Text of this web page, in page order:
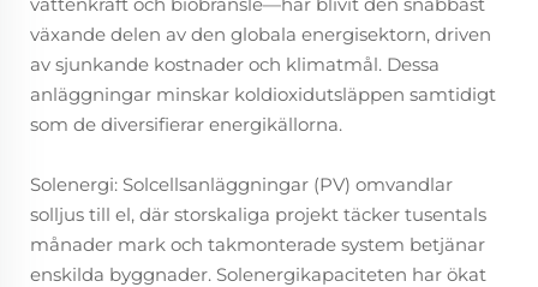
växande delen av den globala energisektorn, driven
av sjunkande kostnader och klimatmål. Dessa
anläggningar minskar koldioxidutsläppen samtidigt
som de diversifierar energikällorna.
Solenergi: Solcellsanläggningar (PV) omvandlar
solljus till el, där storskaliga projekt täcker tusentals
månader mark och takmonterade system betjänar
enskilda byggnader. Solenergikapaciteten har ökat